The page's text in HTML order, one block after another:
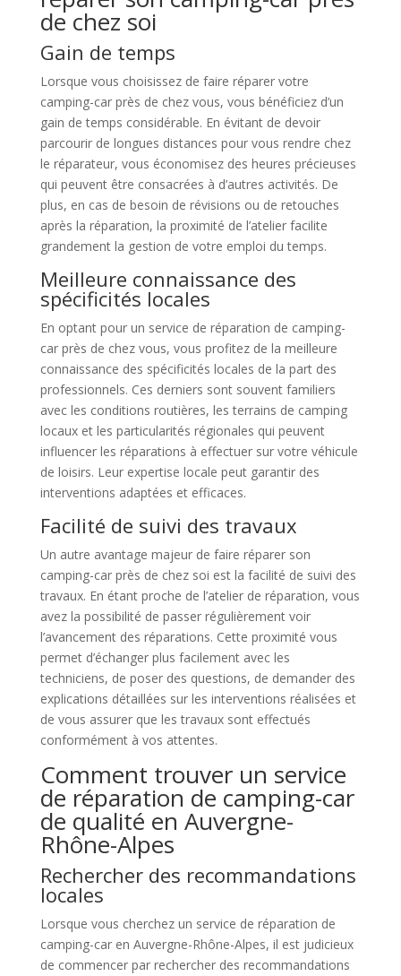
de chez soi
Gain de temps
Lorsque vous choisissez de faire réparer votre
camping-car près de chez vous, vous bénéficiez d’un
gain de temps considérable. En évitant de devoir
parcourir de longues distances pour vous rendre chez
le réparateur, vous économisez des heures précieuses
qui peuvent être consacrées à d’autres activités. De
plus, en cas de besoin de révisions ou de retouches
après la réparation, la proximité de l’atelier facilite
grandement la gestion de votre emploi du temps.
Meilleure connaissance des
spécificités locales
En optant pour un service de réparation de camping-
car près de chez vous, vous profitez de la meilleure
connaissance des spécificités locales de la part des
professionnels. Ces derniers sont souvent familiers
avec les conditions routières, les terrains de camping
locaux et les particularités régionales qui peuvent
influencer les réparations à effectuer sur votre véhicule
de loisirs. Leur expertise locale peut garantir des
interventions adaptées et efficaces.
Facilité de suivi des travaux
Un autre avantage majeur de faire réparer son
camping-car près de chez soi est la facilité de suivi des
travaux. En étant proche de l’atelier de réparation, vous
avez la possibilité de passer régulièrement voir
l’avancement des réparations. Cette proximité vous
permet d’échanger plus facilement avec les
techniciens, de poser des questions, de demander des
explications détaillées sur les interventions réalisées et
de vous assurer que les travaux sont effectués
conformément à vos attentes.
Comment trouver un service
de réparation de camping-car
de qualité en Auvergne-
Rhône-Alpes
Rechercher des recommandations
locales
Lorsque vous cherchez un service de réparation de
camping-car en Auvergne-Rhône-Alpes, il est judicieux
de commencer par rechercher des recommandations